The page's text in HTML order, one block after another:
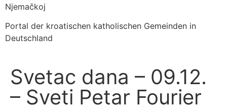
Njemačkoj
Portal der kroatischen katholischen Gemeinden in
Deutschland
Svetac dana – 09.12.
– Sveti Petar Fourier